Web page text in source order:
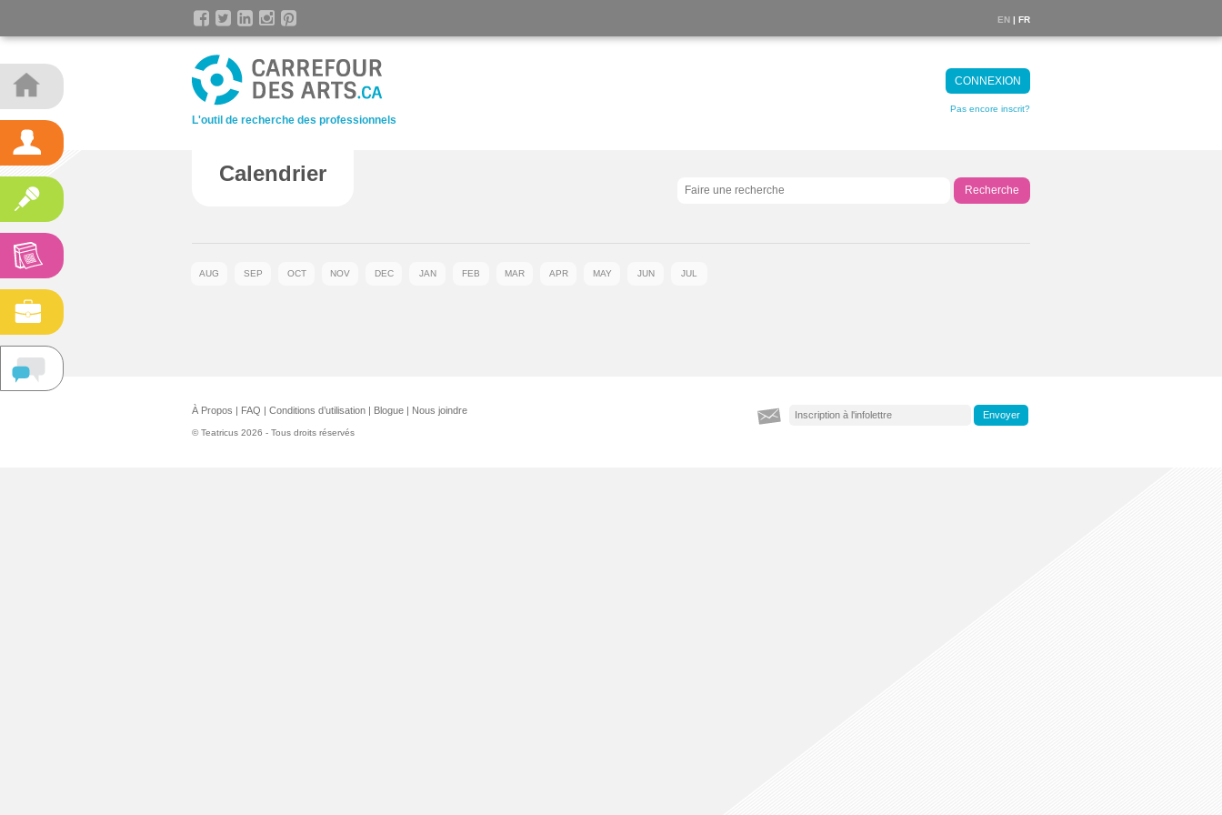
EN | FR
L'outil de recherche des professionnels
CONNEXION
Pas encore inscrit?
Calendrier
Recherche
AUG SEP OCT NOV DEC JAN FEB MAR APR MAY JUN JUL
À Propos | FAQ | Conditions d’utilisation | Blogue | Nous joindre
© Teatricus 2026 - Tous droits réservés